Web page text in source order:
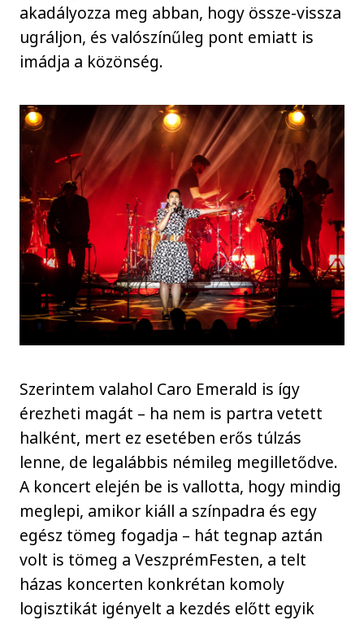
akadályozza meg abban, hogy össze-vissza
ugráljon, és valószínűleg pont emiatt is
imádja a közönség.
Szerintem valahol Caro Emerald is így
érezheti magát – ha nem is partra vetett
halként, mert ez esetében erős túlzás
lenne, de legalábbis némileg megilletődve.
A koncert elején be is vallotta, hogy mindig
meglepi, amikor kiáll a színpadra és egy
egész tömeg fogadja – hát tegnap aztán
volt is tömeg a VeszprémFesten, a telt
házas koncerten konkrétan komoly
logisztikát igényelt a kezdés előtt egyik